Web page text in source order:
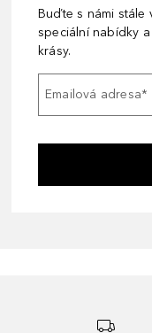
Buďte s námi stále
speciální nabídky
krásy.
Emailová adresa*